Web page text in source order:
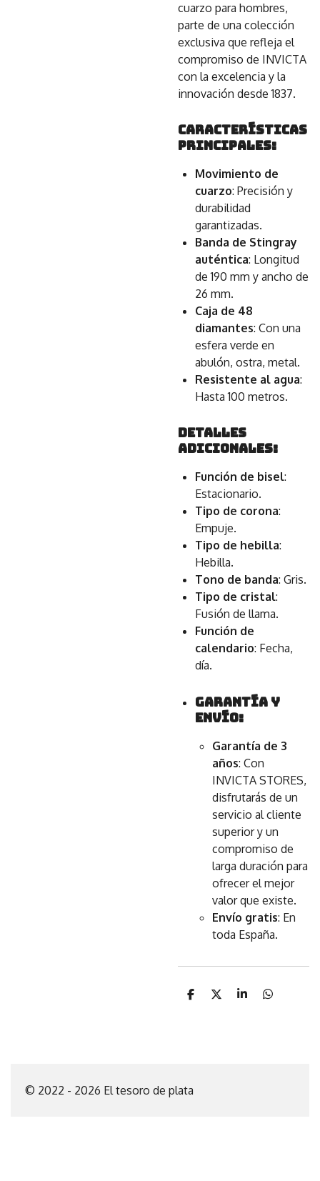
cuarzo para hombres,
parte de una colección
exclusiva que refleja el
compromiso de INVICTA
con la excelencia y la
innovación desde 1837.
Características
principales:
Movimiento de
cuarzo: Precisión y
durabilidad
garantizadas.
Banda de Stingray
auténtica: Longitud
de 190 mm y ancho de
26 mm.
Caja de 48
diamantes: Con una
esfera verde en
abulón, ostra, metal.
Resistente al agua:
Hasta 100 metros.
Detalles
adicionales:
Función de bisel:
Estacionario.
Tipo de corona:
Empuje.
Tipo de hebilla:
Hebilla.
Tono de banda: Gris.
Tipo de cristal:
Fusión de llama.
Función de
calendario: Fecha,
día.
Garantía y
envío:
Garantía de 3
años: Con
INVICTA STORES,
disfrutarás de un
servicio al cliente
superior y un
compromiso de
larga duración para
ofrecer el mejor
valor que existe.
Envío gratis: En
toda España.
C
r
C
C
C
© 2022 - 2026 El tesoro de plata